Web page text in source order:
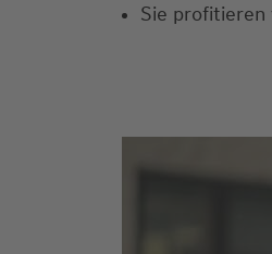
Sie profitieren